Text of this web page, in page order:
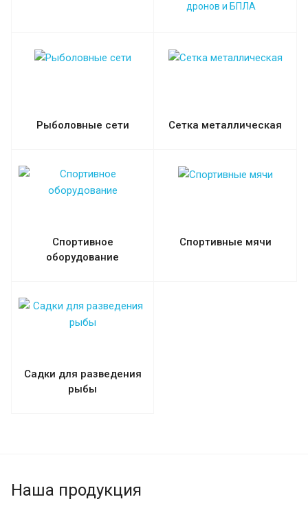
дронов и БПЛА
Рыболовные сети Сетка металлическая
Спортивное
оборудование
Спортивные мячи
Садки для разведения
рыбы
Наша продукция